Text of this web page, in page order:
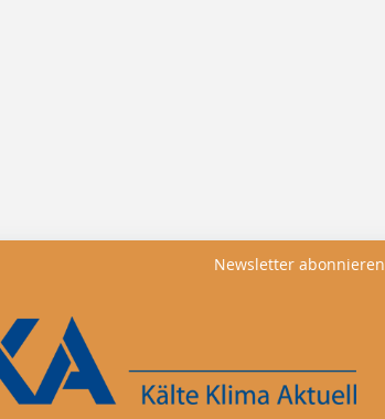
Newsletter abonnieren